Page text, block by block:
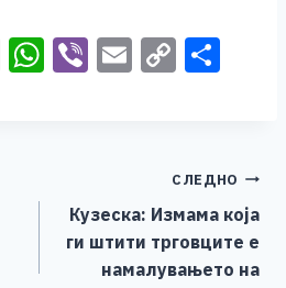
X W Vi E C
Li
n
k
СЛЕДНО
Кузеска: Измама која
ги штити трговците е
намалувањето на